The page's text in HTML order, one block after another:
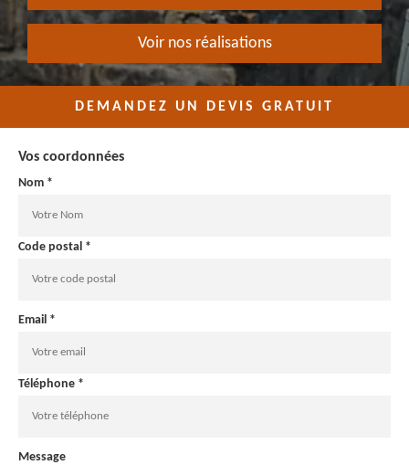
Voir nos réalisations
DEMANDEZ UN DEVIS GRATUIT
Vos coordonnées
Nom *
Code postal *
Email *
Téléphone *
Message